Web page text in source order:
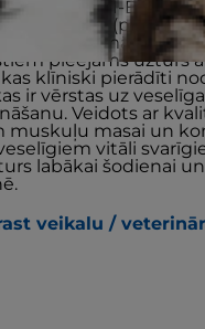
MULTI-
un rīsiem
kg vecumā no 1
pieejams uzturs
klīniski pierādīti
ir vērstas uz
Veidots ar
muskuļu masai un
vitāli
labākai šodienai
veikalu /